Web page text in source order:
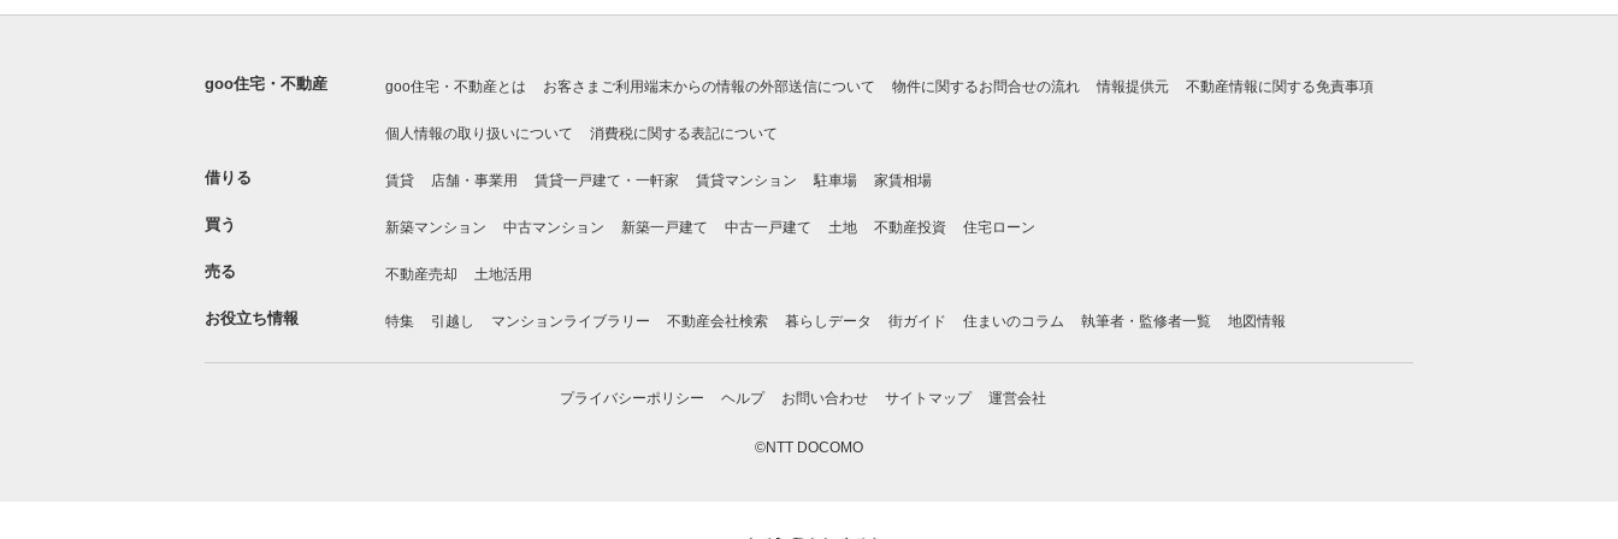
goo住宅・不動産 goo住宅・不動産とは お客さまご利用端末からの情報の外部送信について 物件に関するお問合せの流れ 情報提供元 不動産情報に関する免責事項
個人情報の取り扱いについて 消費税に関する表記について
借りる 賃貸 店舗・事業用 賃貸一戸建て・一軒家 賃貸マンション 駐車場 家賃相場
買う 新築マンション 中古マンション 新築一戸建て 中古一戸建て 土地 不動産投資 住宅ローン
売る 不動産売却 土地活用
お役立ち情報 特集 引越し マンションライブラリー 不動産会社検索 暮らしデータ 街ガイド 住まいのコラム 執筆者・監修者一覧 地図情報
プライバシーポリシー ヘルプ お問い合わせ サイトマップ 運営会社
©NTT DOCOMO